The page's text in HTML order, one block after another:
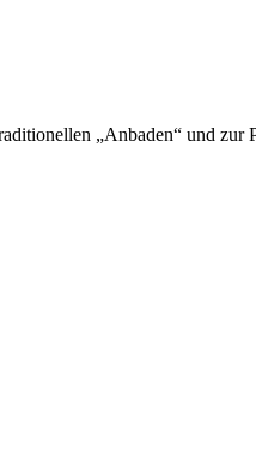
„Anbaden“ und